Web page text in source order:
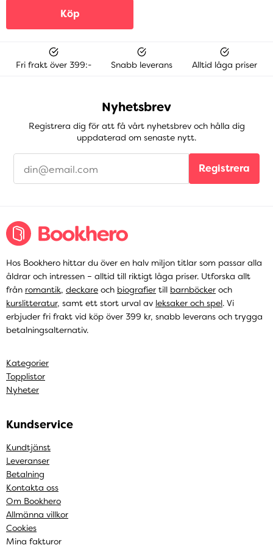
Köp
Fri frakt över 399:- Snabb leverans Alltid låga priser
Nyhetsbrev
Registrera dig för att få vårt nyhetsbrev och hålla dig
uppdaterad om senaste nytt.
Registrera
Hos Bookhero hittar du över en halv miljon titlar som passar alla
åldrar och intressen – alltid till riktigt låga priser. Utforska allt
från romantik, deckare och biografier till barnböcker och
kurslitteratur, samt ett stort urval av leksaker och spel. Vi
erbjuder fri frakt vid köp över 399 kr, snabb leverans och trygga
betalningsalternativ.
Kategorier
Topplistor
Nyheter
Kundservice
Kundtjänst
Leveranser
Betalning
Kontakta oss
Om Bookhero
Allmänna villkor
Cookies
Mina fakturor